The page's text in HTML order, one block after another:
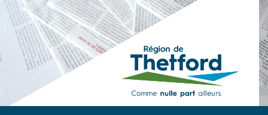
submenu (Documentation )